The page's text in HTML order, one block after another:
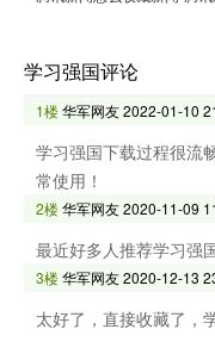
学习强国评论
1楼华军网友2022-01-10
学习强国下载过程很流
常使用！
2楼华军网友2020-11-09
最近好多人推荐学习强
3楼华军网友2020-12-13
太好了，直接收藏了，